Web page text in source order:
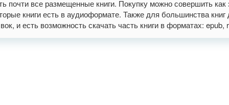
почти все размещенные книги. Покупку можно совершить как
книги есть в аудиоформате. Также для большинства
и есть возможность скачать часть книги в форматах: epub,